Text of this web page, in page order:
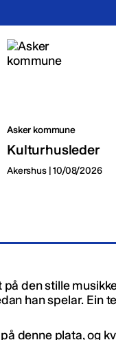
Asker kommune
Kulturhusleder
Akershus | 10/08/2026
den stille
han spelar. Ein
denne plata, og